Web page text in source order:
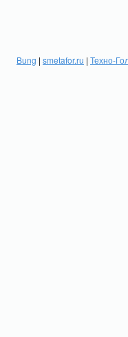
Bung | smetafor.ru | Техно-